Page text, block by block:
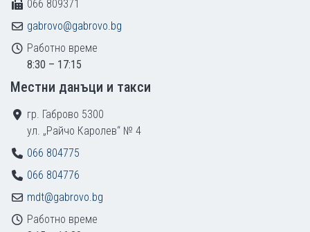
066 809371
gabrovo@gabrovo.bg
Работно време
8:30 – 17:15
Местни данъци и такси
гр. Габрово 5300
ул. „Райчо Каролев“ № 4
066 804775
066 804776
mdt@gabrovo.bg
Работно време